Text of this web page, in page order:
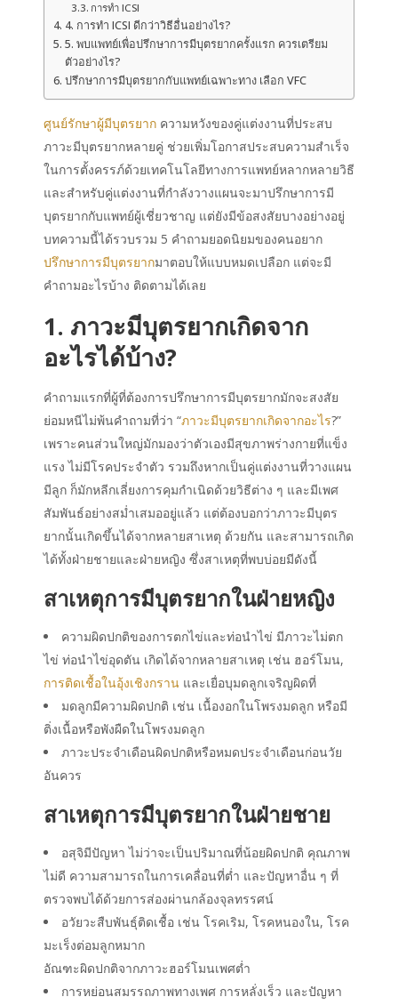
การทำ ICSI
4. การทำ ICSI ดีกว่าวิธีอื่นอย่างไร?
5. พบแพทย์เพื่อปรึกษาการมีบุตรยากครั้งแรก ควรเตรียม
ตัวอย่างไร?
ปรึกษาการมีบุตรยากกับแพทย์เฉพาะทาง เลือก VFC
ศูนย์รักษาผู้มีบุตรยาก ความหวังของคู่แต่งงานที่ประสบ
ภาวะมีบุตรยากหลายคู่ ช่วยเพิ่มโอกาสประสบความสำเร็จ
ในการตั้งครรภ์ด้วยเทคโนโลยีทางการแพทย์หลากหลายวิธี
และสำหรับคู่แต่งงานที่กำลังวางแผนจะมาปรึกษาการมี
บุตรยากกับแพทย์ผู้เชี่ยวชาญ แต่ยังมีข้อสงสัยบางอย่างอยู่
บทความนี้ได้รวบรวม 5 คำถามยอดนิยมของคนอยาก
ปรึกษาการมีบุตรยากมาตอบให้แบบหมดเปลือก แต่จะมี
คำถามอะไรบ้าง ติดตามได้เลย
1. ภาวะมีบุตรยากเกิดจาก
อะไรได้บ้าง?
คำถามแรกที่ผู้ที่ต้องการปรึกษาการมีบุตรยากมักจะสงสัย
ย่อมหนีไม่พ้นคำถามที่ว่า “ภาวะมีบุตรยากเกิดจากอะไร?”
เพราะคนส่วนใหญ่มักมองว่าตัวเองมีสุขภาพร่างกายที่แข็ง
แรง ไม่มีโรคประจำตัว รวมถึงหากเป็นคู่แต่งงานที่วางแผน
มีลูก ก็มักหลีกเลี่ยงการคุมกำเนิดด้วยวิธีต่าง ๆ และมีเพศ
สัมพันธ์อย่างสม่ำเสมออยู่แล้ว แต่ต้องบอกว่าภาวะมีบุตร
ยากนั้นเกิดขึ้นได้จากหลายสาเหตุ ด้วยกัน และสามารถเกิด
ได้ทั้งฝ่ายชายและฝ่ายหญิง ซึ่งสาเหตุที่พบบ่อยมีดังนี้
สาเหตุการมีบุตรยากในฝ่ายหญิง
ความผิดปกติของการตกไข่และท่อนำไข่ มีภาวะไม่ตก
ไข่ ท่อนำไข่อุดตัน เกิดได้จากหลายสาเหตุ เช่น ฮอร์โมน,
การติดเชื้อในอุ้งเชิงกราน และเยื่อบุมดลูกเจริญผิดที่
มดลูกมีความผิดปกติ เช่น เนื้องอกในโพรงมดลูก หรือมี
ติ่งเนื้อหรือพังผืดในโพรงมดลูก
ภาวะประจำเดือนผิดปกติหรือหมดประจำเดือนก่อนวัย
อันควร
สาเหตุการมีบุตรยากในฝ่ายชาย
อสุจิมีปัญหา ไม่ว่าจะเป็นปริมาณที่น้อยผิดปกติ คุณภาพ
ไม่ดี ความสามารถในการเคลื่อนที่ต่ำ และปัญหาอื่น ๆ ที่
ตรวจพบได้ด้วยการส่องผ่านกล้องจุลทรรศน์
อวัยวะสืบพันธุ์ติดเชื้อ เช่น โรคเริม, โรคหนองใน, โรค
มะเร็งต่อมลูกหมาก
อัณฑะผิดปกติจากภาวะฮอร์โมนเพศต่ำ
การหย่อนสมรรถภาพทางเพศ การหลั่งเร็ว และปัญหา